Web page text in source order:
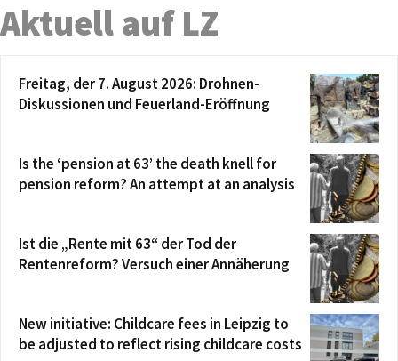
Aktuell auf LZ
Freitag, der 7. August 2026: Drohnen-
Diskussionen und Feuerland-Eröffnung
Is the ‘pension at 63’ the death knell for
pension reform? An attempt at an analysis
Ist die „Rente mit 63“ der Tod der
Rentenreform? Versuch einer Annäherung
New initiative: Childcare fees in Leipzig to
be adjusted to reflect rising childcare costs